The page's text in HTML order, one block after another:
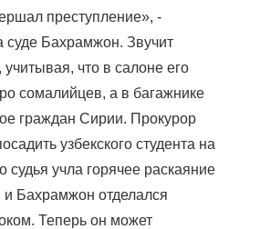
преступление», -
суде Бахрамжон. Звучит
учитывая, что в салоне его
сомалийцев, а в багажнике
граждан Сирии. Прокурор
узбекского студента на
судья учла горячее раскаяние
и Бахрамжон отделался
Теперь он может